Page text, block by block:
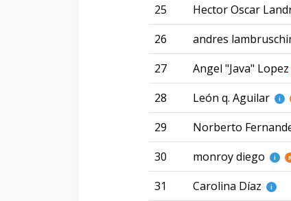
25
Hector Oscar
26
andres
27
Angel "Java" Lopez
28
León q. Aguilar i
29
Norberto
30
monroy diego i
31
Carolina Díaz i